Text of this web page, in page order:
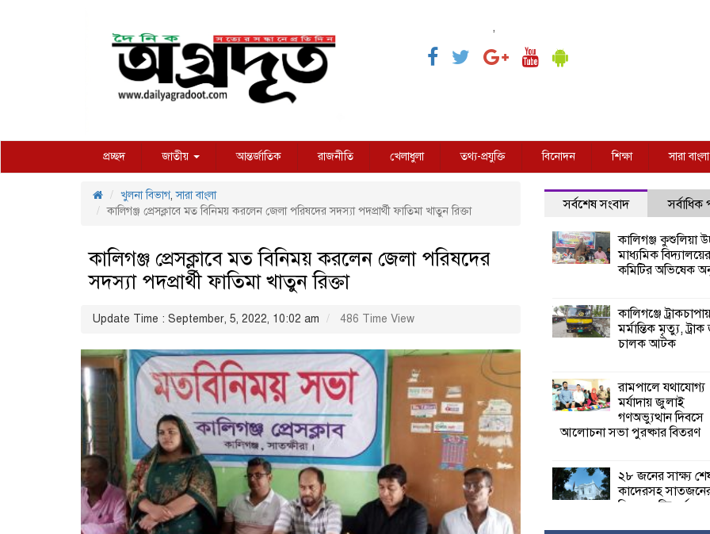
,
প্রচ্ছদ জাতীয় আন্তর্জাতিক রাজনীতি খেলাধুলা তথ্য-প্রযুক্তি বিনোদন শিক্ষা সারা বাংলা
খুলনা বিভাগ,সারা বাংলা
কালিগঞ্জ প্রেসক্লাবে মত বিনিময় করলেন জেলা পরিষদের সদস্যা পদপ্রার্থী ফাতিমা খাতুন রিক্তা
কালিগঞ্জ প্রেসক্লাবে মত বিনিময় করলেন জেলা পরিষদের
সদস্যা পদপ্রার্থী ফাতিমা খাতুন রিক্তা
Update Time : September, 5, 2022, 10:02 am 486 Time View
সর্বশেষ সংবাদ সর্বাধিক
কালিগঞ্জ কুশুলিয়া
মাধ্যমিক বিদ্যালয়ের
কমিটির অভিষেক
কালিগঞ্জে
মর্মান্তিক মৃত্যু,
চালক আটক
রামপালে যথাযোগ্য
মর্যাদায় জুলাই
গণঅভ্যুত্থান দিবসে
আলোচনা সভা পুরষ্কার বিতরণ
২৮ জনের সাক্ষ্য
কাদেরসহ
বিরুদ্ধে যুক্তিতর্ক